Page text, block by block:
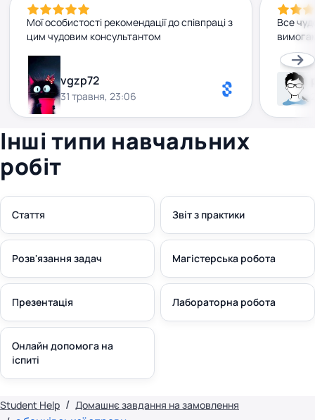
Мої особистості рекомендації до співпраці з
цим чудовим консультантом
vgzp72
31 травня, 23:06
Все
Інші типи навчальних
робіт
Стаття Звіт з практики
Розв'язання задач Магістерська робота
Презентація Лабораторна робота
Онлайн допомога на
іспиті
Student Help Домашнє завдання на замовлення